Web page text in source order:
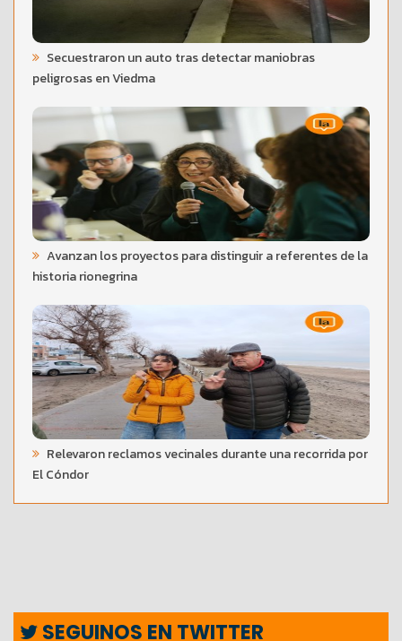
Secuestraron un auto tras detectar maniobras
peligrosas en Viedma
Avanzan los proyectos para distinguir a referentes de la
historia rionegrina
Relevaron reclamos vecinales durante una recorrida por
El Cóndor
SEGUINOS EN TWITTER